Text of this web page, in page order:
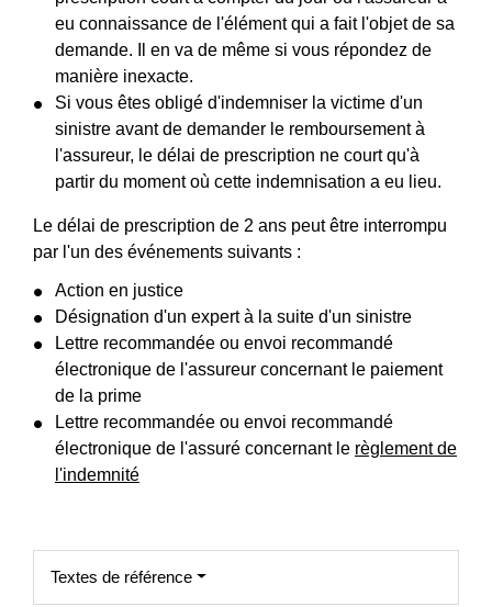
eu connaissance de l'élément qui a fait l'objet de sa
demande. Il en va de même si vous répondez de
manière inexacte.
Si vous êtes obligé d'indemniser la victime d'un
sinistre avant de demander le remboursement à
l'assureur, le délai de prescription ne court qu'à
partir du moment où cette indemnisation a eu lieu.
Le délai de prescription de 2 ans peut être interrompu
par l'un des événements suivants :
Action en justice
Désignation d'un expert à la suite d'un sinistre
Lettre recommandée ou envoi recommandé
électronique de l'assureur concernant le paiement
de la prime
Lettre recommandée ou envoi recommandé
électronique de l'assuré concernant le règlement de
l'indemnité
Textes de référence